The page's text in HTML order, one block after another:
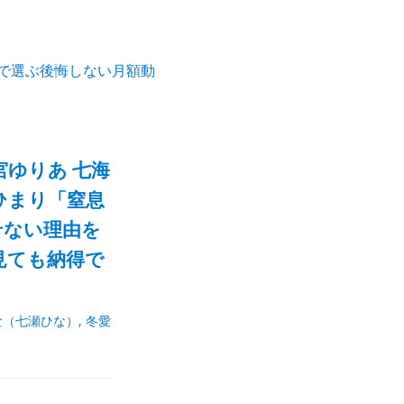
選ぶ後悔しない月額動
ゆりあ 七海
まり「窒息
い理由を
ても納得で
七瀬ひな） , 冬愛